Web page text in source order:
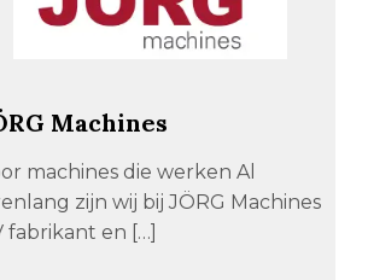
Machines
machines die werken Al
zijn wij bij JÖRG Machines
fabrikant en […]